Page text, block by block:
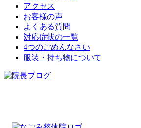
アクセス
お客様の声
よくある質問
対応症状の一覧
4つのごめんなさい
服装・持ち物について